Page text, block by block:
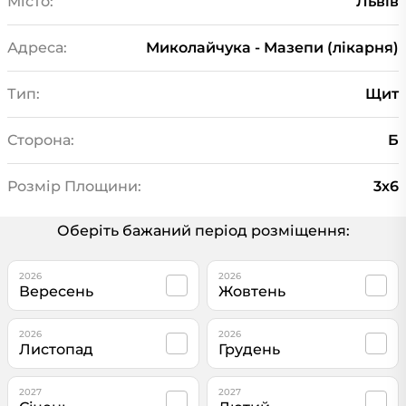
Адреса: Миколайчука - Мазепи (лікарня)
Тип: Щит
Сторона: Б
Розмір Площини: 3х6
Оберіть бажаний період розміщення:
2026
Вересень
2026
Жовтень
2026
Листопад
2026
Грудень
2027 2027